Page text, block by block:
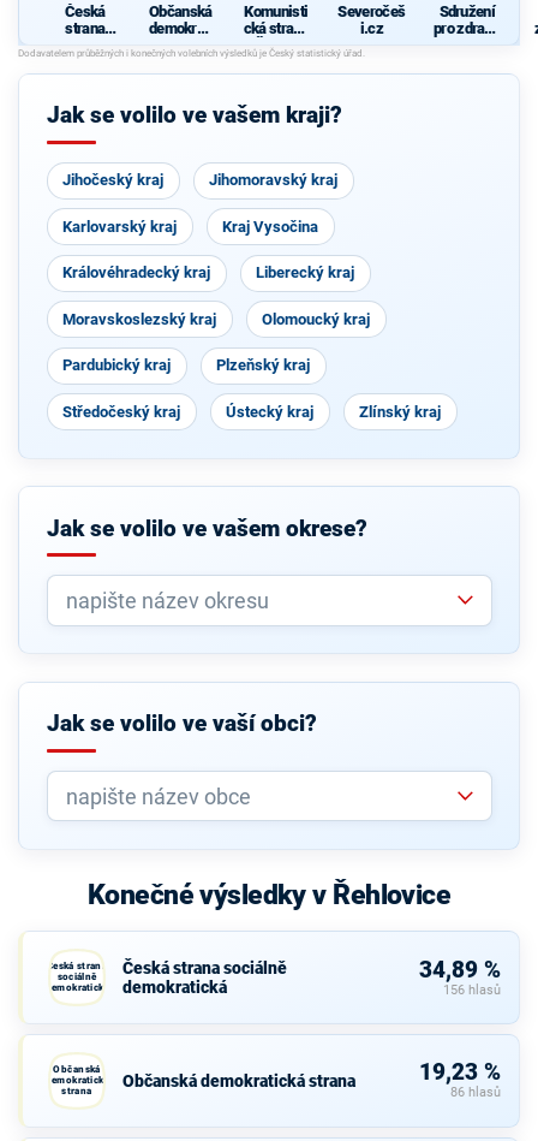
Česká
strana
sociálně
demokrati
cká
Občanská
demokrati
cká strana
Komunisti
cká strana
Čech a
Moravy
Severočeš
i.cz
Sdružení
pro zdraví,
sport a
Jak se volilo ve vašem kraji?
Jihočeský kraj Jihomoravský kraj
Karlovarský kraj Kraj Vysočina
Královéhradecký kraj Liberecký kraj
Moravskoslezský kraj Olomoucký kraj
Pardubický kraj Plzeňský kraj
Středočeský kraj Ústecký kraj Zlínský kraj
Jak se volilo ve vašem okrese?
Jak se volilo ve vaší obci?
Konečné výsledky v Řehlovice
Česká strana
sociálně
demokratická
Česká strana sociálně
demokratická
34,89 %
156 hlasů
Občanská
demokratická
strana
Občanská demokratická strana 19,23 %
86 hlasů